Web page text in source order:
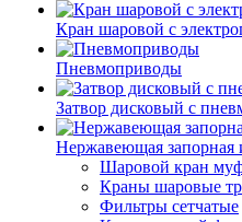
Кран шаровой с
Пневмоприводы
Затвор дисковый с
Нержавеющая запорная
Шаровой кран
Краны шаровые
Фильтры сетчатые